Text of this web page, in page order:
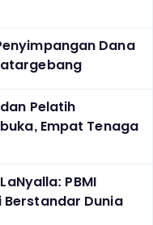
Dana
Pelatih
Empat Tenaga
PBMI
Berstandar Dunia